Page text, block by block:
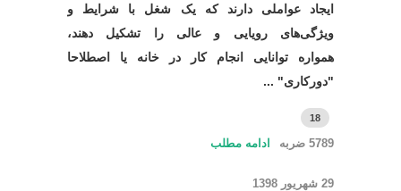
ایجاد عواملی دارند که یک شغل با شرایط و
ویژگی‌های رویایی و عالی را تشکیل دهند،
همواره توانایی انجام کار در خانه یا اصطلاحا
"دورکاری" ...
18
5789 ضربه ادامه مطلب
29 شهریور 1398